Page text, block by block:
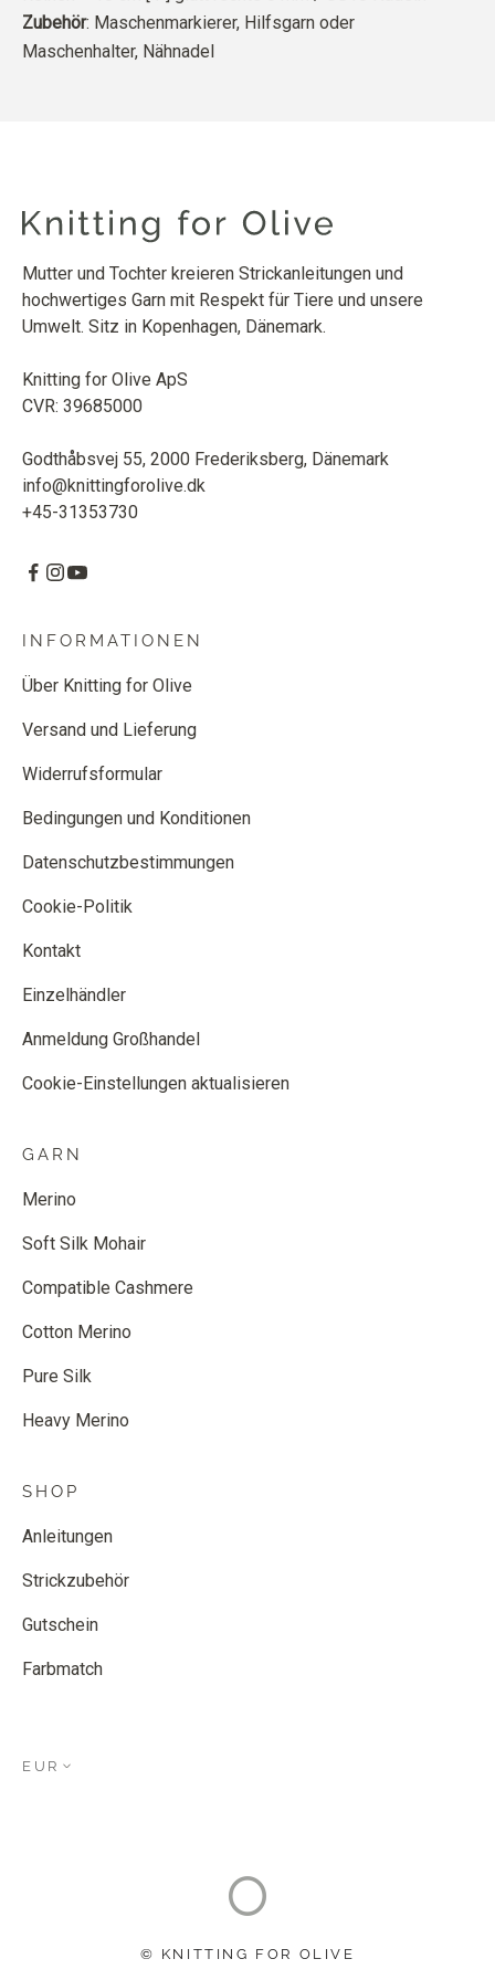
Zubehör: Maschenmarkierer, Hilfsgarn oder
Maschenhalter, Nähnadel
Mutter und Tochter kreieren Strickanleitungen und
hochwertiges Garn mit Respekt für Tiere und unsere
Umwelt. Sitz in Kopenhagen, Dänemark.
Knitting for Olive ApS
CVR: 39685000
Godthåbsvej 55, 2000 Frederiksberg, Dänemark
info@knittingforolive.dk
+45-31353730
INFORMATIONEN
Über Knitting for Olive
Versand und Lieferung
Widerrufsformular
Bedingungen und Konditionen
Datenschutzbestimmungen
Cookie-Politik
Kontakt
Einzelhändler
Anmeldung Großhandel
Cookie-Einstellungen aktualisieren
GARN
Merino
Soft Silk Mohair
Compatible Cashmere
Cotton Merino
Pure Silk
Heavy Merino
SHOP
Anleitungen
Strickzubehör
Gutschein
Farbmatch
EUR
© KNITTING FOR OLIVE